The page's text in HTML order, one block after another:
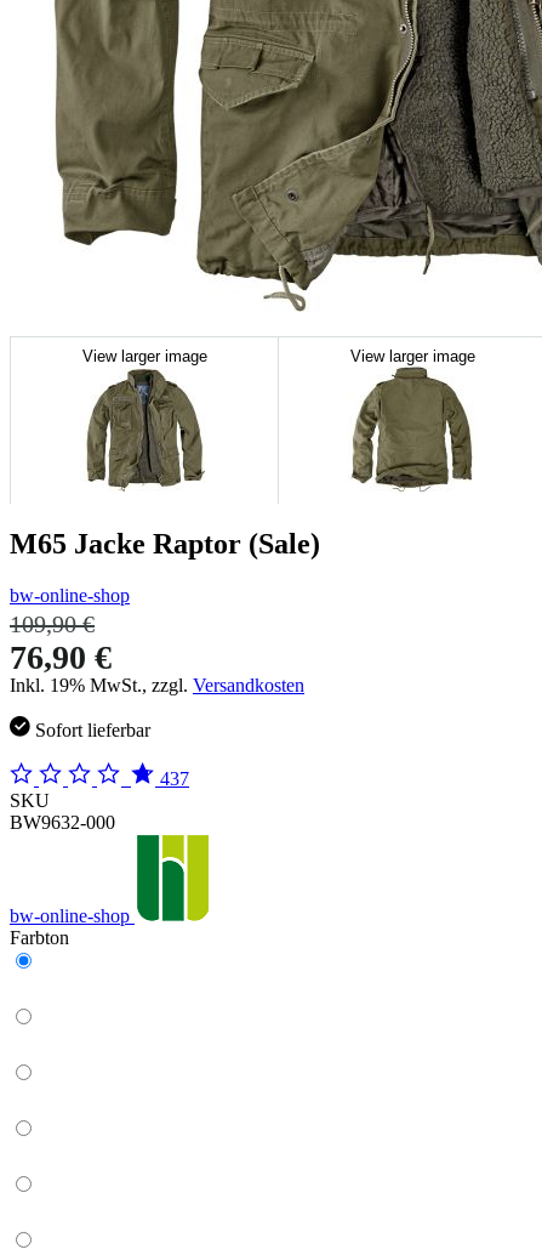
View larger image View larger image
M65 Jacke Raptor (Sale)
bw-online-shop
109,90 €
76,90 €
Inkl. 19% MwSt., zzgl. Versandkosten
Sofort lieferbar
437
SKU
BW9632-000
bw-online-shop
Farbton